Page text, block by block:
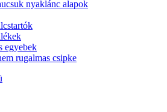
nyaklánc alapok
egyebek
rugalmas csipke